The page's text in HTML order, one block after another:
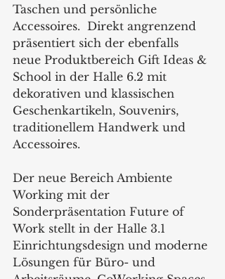
Taschen und persönliche
Accessoires.  Direkt angrenzend
präsentiert sich der ebenfalls
neue Produktbereich Gift Ideas &
School in der Halle 6.2 mit
dekorativen und klassischen
Geschenkartikeln, Souvenirs,
traditionellem Handwerk und
Accessoires.
Der neue Bereich Ambiente
Working mit der
Sonderpräsentation Future of
Work stellt in der Halle 3.1
Einrichtungsdesign und moderne
Lösungen für Büro- und